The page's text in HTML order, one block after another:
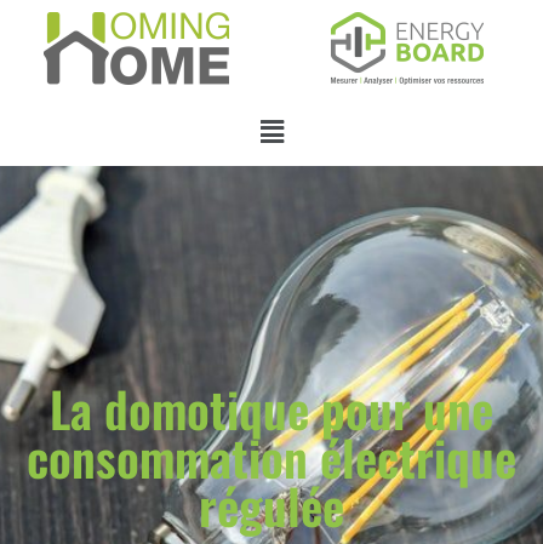
La domotique pour une
consommation électrique
régulée